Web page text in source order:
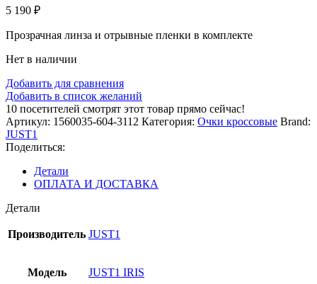
5 190 ₽
Прозрачная линза и отрывные пленки в комплекте
Нет в наличии
Добавить для сравнения
Добавить в список желаний
10 посетителей смотрят этот товар прямо сейчас!
Артикул: 1560035-604-3112 Категория: Очки кроссовые Brand:
JUST1
Поделиться:
Детали
ОПЛАТА И ДОСТАВКА
Детали
Производитель JUST1
Модель JUST1 IRIS